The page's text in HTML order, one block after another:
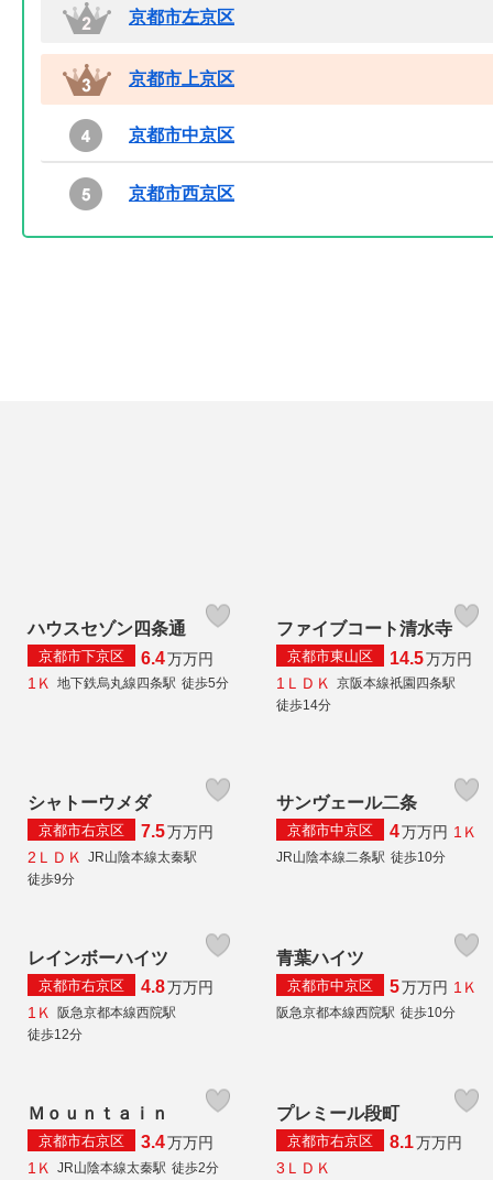
京都市左京区
京都市上京区
京都市中京区
京都市西京区
ハウスセゾン四条通
京都市下京区 6.4万万円
1Ｋ
地下鉄烏丸線四条駅 徒歩5分
ファイブコート清水寺
京都市東山区 14.5万万円
1ＬＤＫ
京阪本線祇園四条駅
徒歩14分
シャトーウメダ
京都市右京区 7.5万万円
2ＬＤＫ
JR山陰本線太秦駅
徒歩9分
サンヴェール二条
京都市中京区 4万万円 1Ｋ
JR山陰本線二条駅 徒歩10分
レインボーハイツ
京都市右京区 4.8万万円
1Ｋ
阪急京都本線西院駅
徒歩12分
青葉ハイツ
京都市中京区 5万万円 1Ｋ
阪急京都本線西院駅 徒歩10分
Ｍｏｕｎｔａｉｎ
京都市右京区 3.4万万円
1Ｋ
JR山陰本線太秦駅 徒歩2分
プレミール段町
京都市右京区 8.1万万円
3ＬＤＫ